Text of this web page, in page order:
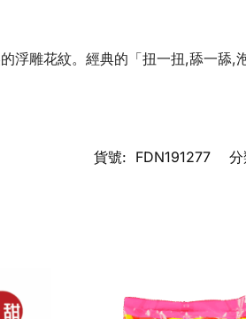
浮雕花紋。經典的「扭一扭,舔一舔,
貨號: FDN191277